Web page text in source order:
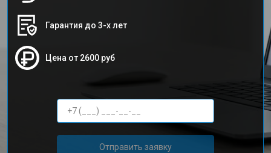
Гарантия до 3-х лет
Цена от 2600 руб
Отправить заявку